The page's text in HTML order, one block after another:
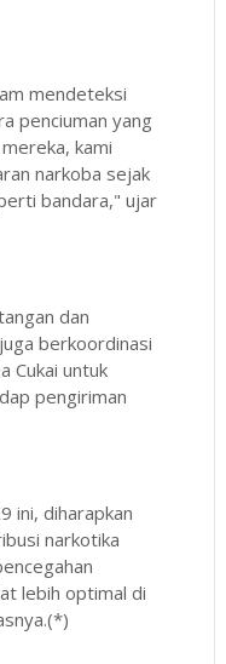
mendeteksi
penciuman yang
kami
narkoba sejak
bandara," ujar
dan
berkoordinasi
Cukai untuk
pengiriman
ini, diharapkan
narkotika
lebih optimal di